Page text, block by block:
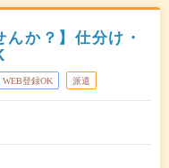
んか？】仕分け・
WEB登録OK 派遣